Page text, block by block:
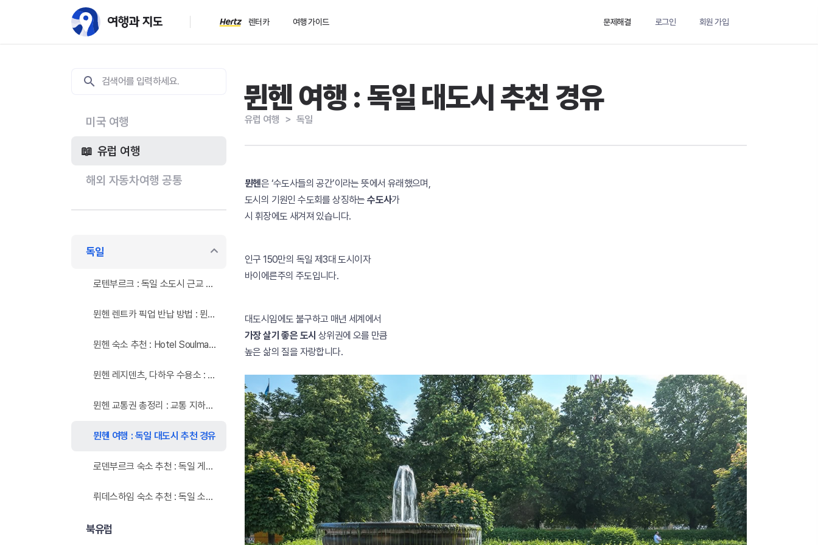
렌터카 여행 가이드 문제해결 로그인 회원 가입
미국 여행
유럽 여행
해외 자동차여행 공통
독일
로텐부르크 : 독일 소도시 근교 추천
뮌헨 렌트카 픽업 반납 방법 : 뮌헨 공항 중앙역
뮌헨 숙소 추천 : Hotel Soulmade, Citadines Arnulfpark Munich
뮌헨 레지덴츠, 다하우 수용소 : 독일 가볼만 한 곳
뮌헨 교통권 총정리 : 교통 지하철 트램 버스
뮌헨 여행 : 독일 대도시 추천 경유
로덴부르크 숙소 추천 : 독일 게르버하우스(hotelgerberhaus), 조식
뤼데스하임 숙소 추천 : 독일 소도시, Hotel Rudesheimer Hof
북유럽
뮌헨 여행 : 독일 대도시 추천 경유
유럽 여행 ＞ 독일
뮌헨은 ‘수도사들의 공간’이라는 뜻에서 유래했으며,
도시의 기원인 수도회를 상징하는수도사가
시 휘장에도 새겨져 있습니다.
인구 150만의 독일 제3대 도시이자
바이에른주의 주도입니다.
대도시임에도 불구하고 매년 세계에서
가장 살기 좋은 도시 상위권에 오를 만큼
높은 삶의 질을 자랑합니다.